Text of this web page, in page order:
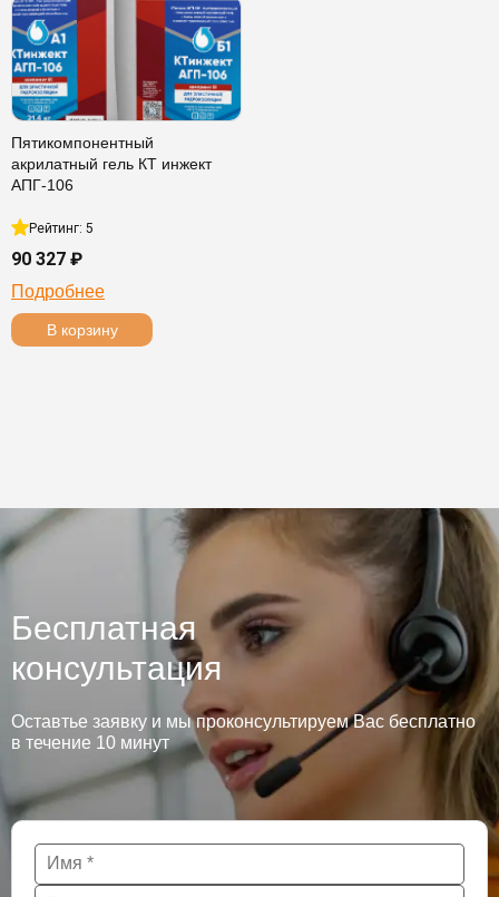
Пятикомпонентный
акрилатный гель КТ инжект
АПГ-106
Рейтинг: 5
90 327 ₽
Подробнее
В корзину
Бесплатная
консультация
Оставтье заявку и мы проконсультируем Вас бесплатно
в течение 10 минут